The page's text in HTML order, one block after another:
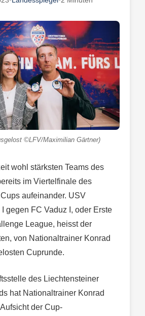
©LFV/Maximilian Gärtner)
wohl stärksten Teams des
im Viertelfinale des
aufeinander. USV
gegen FC Vaduz I, oder Erste
League, heisst der
von Nationaltrainer Konrad
Cuprunde.
des Liechtensteiner
hat Nationaltrainer Konrad
der Cup-